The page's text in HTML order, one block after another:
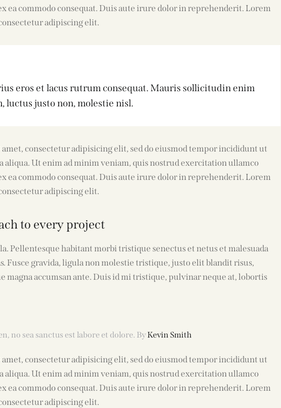
ea commodo consequat. Duis aute irure dolor in reprehenderit. Lorem
adipiscing elit.
eros et lacus rutrum consequat. Mauris sollicitudin enim
luctus justo non, molestie nisl.
consectetur adipisicing elit, sed do eiusmod tempor incididunt ut
aliqua. Ut enim ad minim veniam, quis nostrud exercitation ullamco
ea commodo consequat. Duis aute irure dolor in reprehenderit. Lorem
adipiscing elit.
to every project
Pellentesque habitant morbi tristique senectus et netus et malesuada
Fusce gravida, ligula non molestie tristique, justo elit blandit risus,
magna accumsan ante. Duis id mi tristique, pulvinar neque at, lobortis
no sea sanctus est labore et dolore. By Kevin Smith
consectetur adipisicing elit, sed do eiusmod tempor incididunt ut
aliqua. Ut enim ad minim veniam, quis nostrud exercitation ullamco
ea commodo consequat. Duis aute irure dolor in reprehenderit. Lorem
adipiscing elit.